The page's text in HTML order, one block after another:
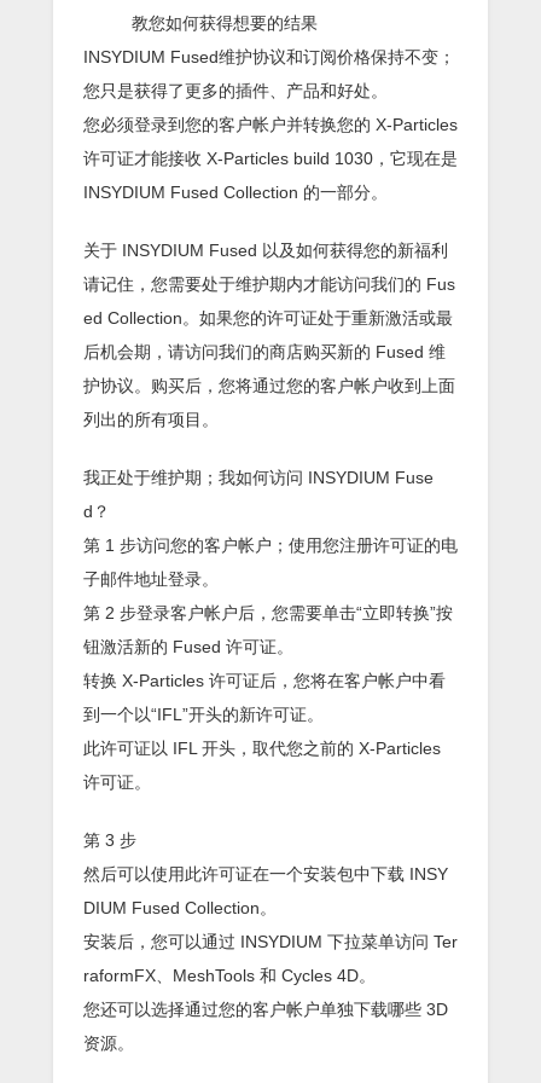
教您如何获得想要的结果
INSYDIUM Fused维护协议和订阅价格保持不变；
您只是获得了更多的插件、产品和好处。
您必须登录到您的客户帐户并转换您的 X-Particles
许可证才能接收 X-Particles build 1030，它现在是
INSYDIUM Fused Collection 的一部分。
关于 INSYDIUM Fused 以及如何获得您的新福利
请记住，您需要处于维护期内才能访问我们的 Fus
ed Collection。如果您的许可证处于重新激活或最
后机会期，请访问我们的商店购买新的 Fused 维
护协议。购买后，您将通过您的客户帐户收到上面
列出的所有项目。
我正处于维护期；我如何访问 INSYDIUM Fuse
d？
第 1 步访问您的客户帐户；使用您注册许可证的电
子邮件地址登录。
第 2 步登录客户帐户后，您需要单击“立即转换”按
钮激活新的 Fused 许可证。
转换 X-Particles 许可证后，您将在客户帐户中看
到一个以“IFL”开头的新许可证。
此许可证以 IFL 开头，取代您之前的 X-Particles
许可证。
第 3 步
然后可以使用此许可证在一个安装包中下载 INSY
DIUM Fused Collection。
安装后，您可以通过 INSYDIUM 下拉菜单访问 Ter
raformFX、MeshTools 和 Cycles 4D。
您还可以选择通过您的客户帐户单独下载哪些 3D
资源。